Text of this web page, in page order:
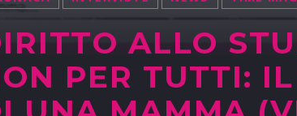
ALLO
PER TUTTI: